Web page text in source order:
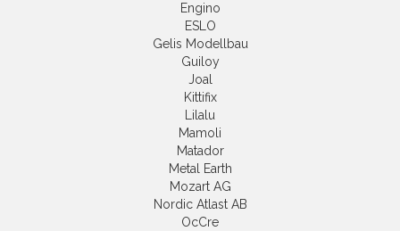
Engino
ESLO
Gelis Modellbau
Guiloy
Joal
Kittifix
Lilalu
Mamoli
Matador
Metal Earth
Mozart AG
Nordic Atlast AB
OcCre